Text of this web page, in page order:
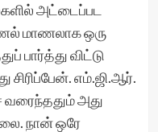
அட்டைப்பட
மாணலாக ஒரு
பார்த்து விட்டு
சிரிப்பேன். எம்.ஜி.ஆர்.
வரைந்ததும் அது
நான் ஒரே